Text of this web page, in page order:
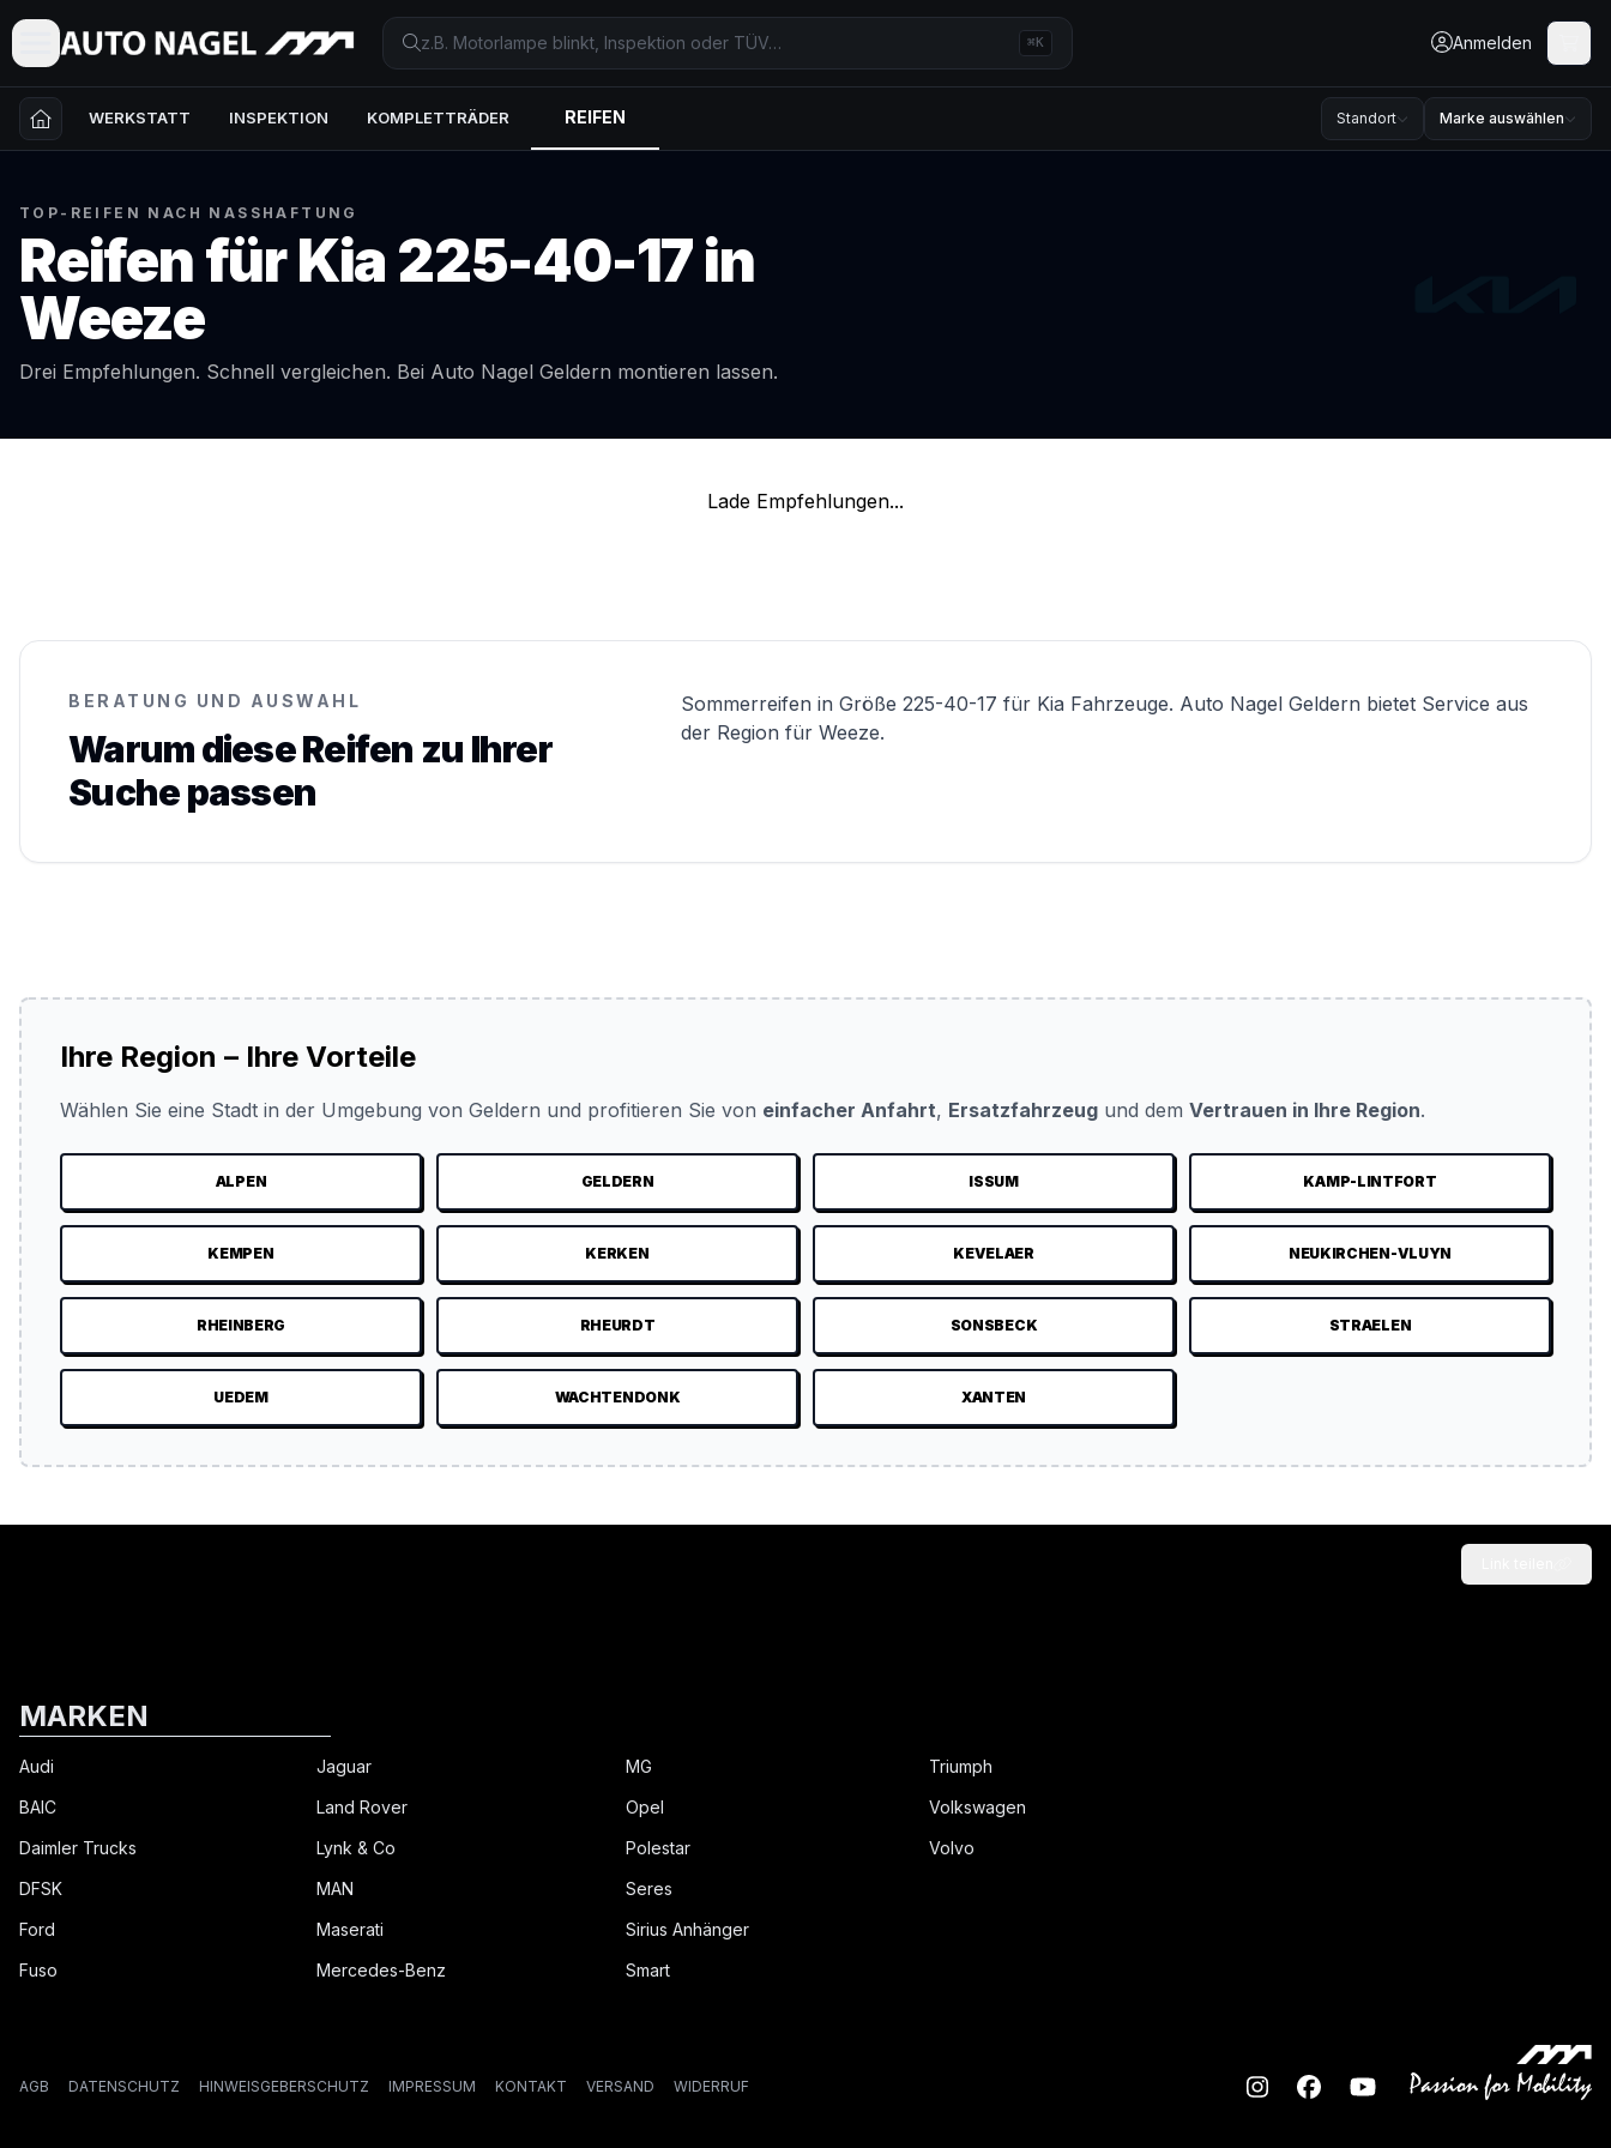
⌘K Anmelden
WERKSTATT INSPEKTION KOMPLETTRÄDER REIFEN Standort Marke auswählen
TOP-REIFEN NACH NASSHAFTUNG
Reifen fürKia 225-40-17in
Weeze
Drei Empfehlungen. Schnell vergleichen. Bei Auto Nagel Geldern montieren lassen.
Lade Empfehlungen...
BERATUNG UND AUSWAHL
Warum diese Reifen zu Ihrer
Suche passen
Sommerreifen in Größe 225-40-17 für Kia Fahrzeuge. Auto Nagel Geldern bietet Service aus
der Region für Weeze.
Ihre Region – Ihre Vorteile
Wählen Sie eine Stadt in der Umgebung von Geldern und profitieren Sie von einfacher Anfahrt, Ersatzfahrzeug und dem Vertrauen in Ihre Region.
ALPEN GELDERN ISSUM KAMP-LINTFORT
KEMPEN KERKEN KEVELAER NEUKIRCHEN-VLUYN
RHEINBERG RHEURDT SONSBECK STRAELEN
UEDEM WACHTENDONK XANTEN
MARKEN
Audi
BAIC
Daimler Trucks
DFSK
Ford
Fuso
Jaguar
Land Rover
Lynk & Co
MAN
Maserati
Mercedes-Benz
MG
Opel
Polestar
Seres
Sirius Anhänger
Smart
Triumph
Volkswagen
Volvo
AGB DATENSCHUTZ HINWEISGEBERSCHUTZ IMPRESSUM KONTAKT VERSAND WIDERRUF